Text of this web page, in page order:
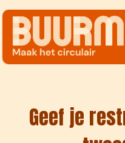
Geef je